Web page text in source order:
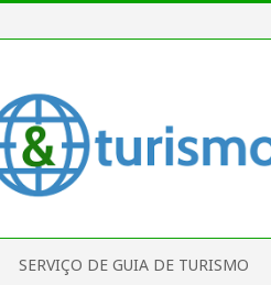
SERVIÇO DE GUIA DE TURISMO